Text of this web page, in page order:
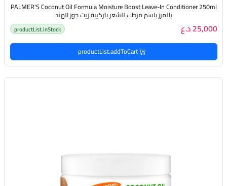
PALMER'S Coconut Oil Formula Moisture Boost Leave-In Conditioner 250ml
بالمرز بلسم مرطب للشعر بتركيبة زيت جوز الهند
25,000 د.ع productList.inStock
productList.addToCart